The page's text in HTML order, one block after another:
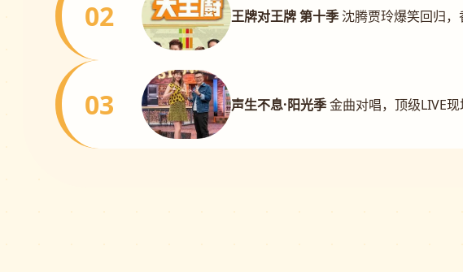
02 王牌对王牌 第十季 沈腾贾玲爆笑回归
03 声生不息·阳光季金曲对唱，顶级LIVE现